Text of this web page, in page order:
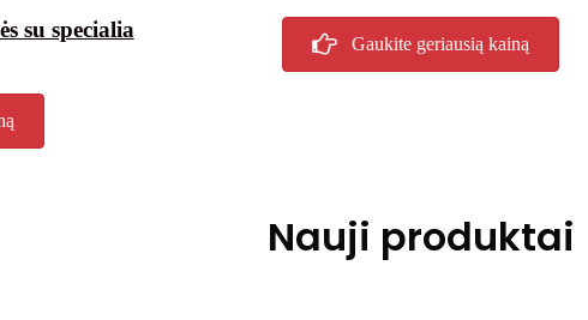
su specialia
Gaukite geriausią kainą
Nauji produktai